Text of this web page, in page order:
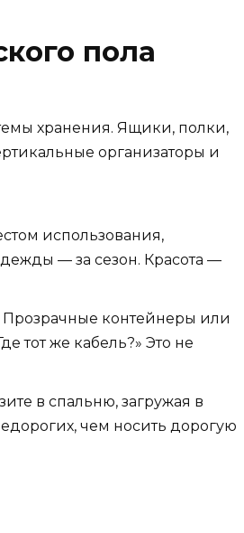
пола
хранения. Ящики, полки,
организаторы и
использования,
— за сезон. Красота —
контейнеры или
тот же кабель?» Это не
в спальню, загружая в
чем носить дорогую